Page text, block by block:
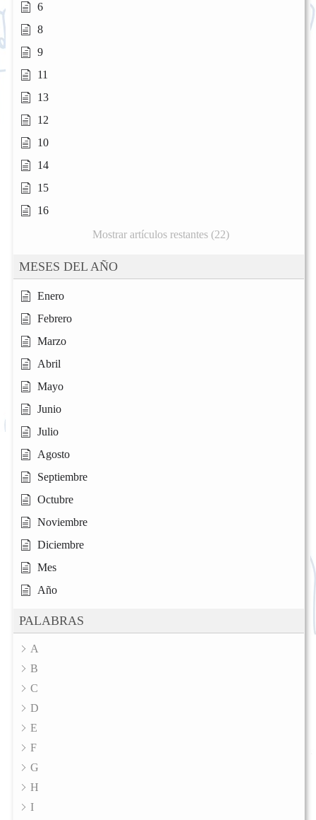
6
8
9
11
13
12
10
14
15
16
Mostrar artículos restantes (22)
MESES DEL AÑO
Enero
Febrero
Marzo
Abril
Mayo
Junio
Julio
Agosto
Septiembre
Octubre
Noviembre
Diciembre
Mes
Año
PALABRAS
A
B
C
D
E
F
G
H
I